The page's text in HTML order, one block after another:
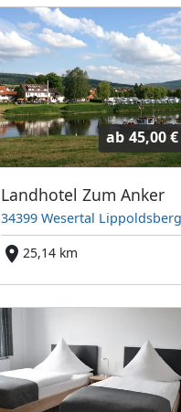
ab 45,00 €
Landhotel Zum Anker
34399 Wesertal Lippoldsberg
25,14 km